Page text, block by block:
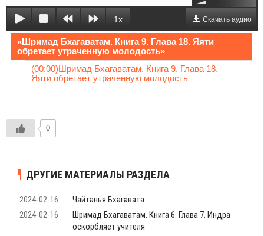
1x Скачать аудио
«Шримад Бхагаватам. Книга 9. Глава 18. Яяти
обретает утраченную молодость»
(00:00)Шримад Бхагаватам. Книга 9. Глава 18.
Яяти обретает утраченную молодость
0
ДРУГИЕ МАТЕРИАЛЫ РАЗДЕЛА
2024-02-16
Чайтанья Бхагавата
2024-02-16
Шримад Бхагаватам. Книга 6. Глава 7. Индра
оскорбляет учителя